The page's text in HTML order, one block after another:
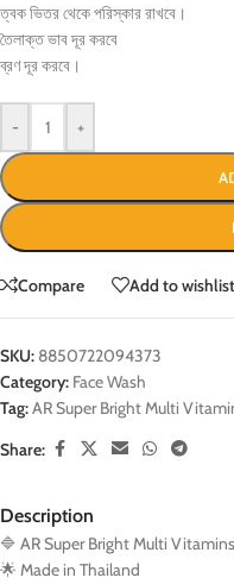
ত্বক ভিতর থেকে পরিস্কার রাখবে।
তৈলাক্ত ভাব দূর করবে
ব্রণ দূর করবে।
- +
Compare Add to wishlist
SKU: 8850722094373
Category: Face Wash
Tag:AR Super Bright Multi
Share:
Description
🔷 AR Super Bright Multi
🌟 Made in Thailand